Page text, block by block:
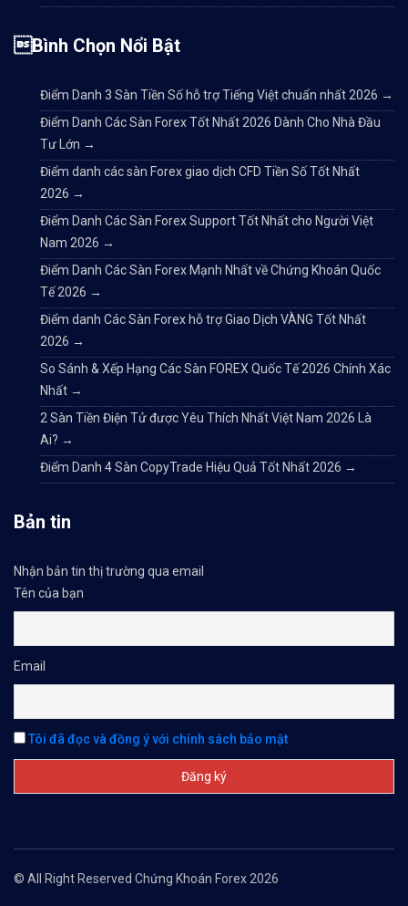
Bình Chọn Nổi Bật
Điểm Danh 3 Sàn Tiền Số hỗ trợ Tiếng Việt chuẩn nhất 2026 →
Điểm Danh Các Sàn Forex Tốt Nhất 2026 Dành Cho Nhà Đầu
Tư Lớn →
Điểm danh các sàn Forex giao dịch CFD Tiền Số Tốt Nhất
2026 →
Điểm Danh Các Sàn Forex Support Tốt Nhất cho Người Việt
Nam 2026 →
Điểm Danh Các Sàn Forex Mạnh Nhất về Chứng Khoán Quốc
Tế 2026 →
Điểm danh Các Sàn Forex hỗ trợ Giao Dịch VÀNG Tốt Nhất
2026 →
So Sánh & Xếp Hạng Các Sàn FOREX Quốc Tế 2026 Chính Xác
Nhất →
2 Sàn Tiền Điện Tử được Yêu Thích Nhất Việt Nam 2026 Là
Ai? →
Điểm Danh 4 Sàn CopyTrade Hiệu Quả Tốt Nhất 2026 →
Bản tin
Nhận bản tin thị trường qua email
Tên của bạn
Email
Tôi đã đọc và đồng ý với chính sách bảo mật
© All Right Reserved Chứng Khoán Forex 2026